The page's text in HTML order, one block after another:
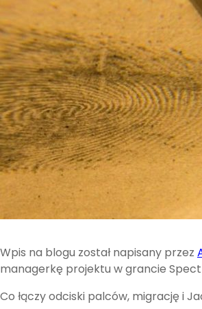
Wpis na blogu został napisany przez
managerkę projektu w grancie
Co łączy odciski palców, migrację i